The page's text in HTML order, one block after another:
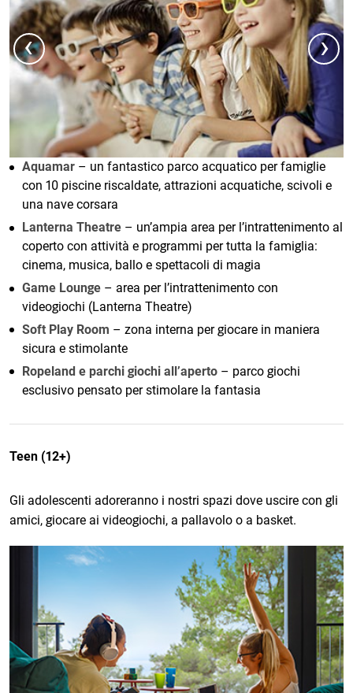
‹ ›
Aquamar – un fantastico parco acquatico per famiglie
con 10 piscine riscaldate, attrazioni acquatiche, scivoli e
una nave corsara
Lanterna Theatre – un’ampia area per l’intrattenimento al
coperto con attività e programmi per tutta la famiglia:
cinema, musica, ballo e spettacoli di magia
Game Lounge – area per l’intrattenimento con
videogiochi (Lanterna Theatre)
Soft Play Room – zona interna per giocare in maniera
sicura e stimolante
Ropeland e parchi giochi all’aperto – parco giochi
esclusivo pensato per stimolare la fantasia
Teen (12+)
Gli adolescenti adoreranno i nostri spazi dove uscire con gli
amici, giocare ai videogiochi, a pallavolo o a basket.